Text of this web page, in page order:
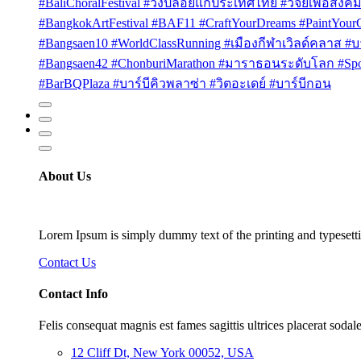
#BaliChoralFestival #วงปล่อยแก่ประเทศไทย #วิจัยเพื่อสังค
#BangkokArtFestival #BAF11 #CraftYourDreams
#Bangsaen10 #WorldClassRunning #เมืองกีฬาเวิลด์คลาส
#Bangsaen42 #ChonburiMarathon #มาราธอนระดับโลก
#BarBQPlaza #บาร์บีคิวพลาซ่า #วิตอะเดย์ #บาร์บีกอน
About Us
Lorem Ipsum is simply dummy text of the printing and
Contact Us
Contact Info
Felis consequat magnis est fames sagittis ultrices placerat
12 Cliff Dt, New York 00052, USA